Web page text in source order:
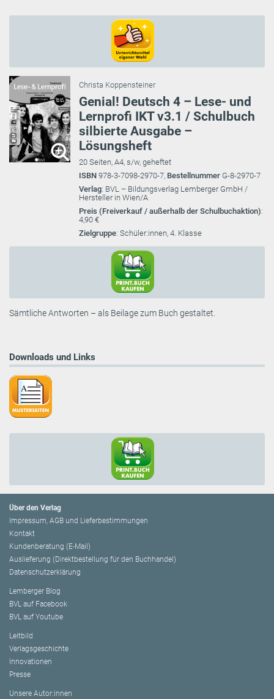
Christa Koppensteiner
Genial! Deutsch 4 – Lese- und
Lernprofi IKT v3.1 / Schulbuch
silbierte Ausgabe –
Lösungsheft
20 Seiten, A4, s/w, geheftet
ISBN 978-3-7098-2970-7, Bestellnummer G-8-2970-7
Verlag: BVL – Bildungsverlag Lemberger GmbH /
Hersteller in Wien/A
Preis (Freiverkauf / außerhalb der Schulbuchaktion):
4,90 €
Zielgruppe: Schüler:innen, 4. Klasse
Sämtliche Antworten – als Beilage zum Buch gestaltet.
Downloads und Links
Über den Verlag
Impressum, AGB und Lieferbestimmungen
Kontakt
Kundenberatung (E-Mail)
Auslieferung (Direktbestellung für den Buchhandel)
Datenschutzerklärung
Lemberger Blog
BVL auf Facebook
BVL auf Youtube
Leitbild
Verlagsgeschichte
Innovationen
Presse
Unsere Autor:innen